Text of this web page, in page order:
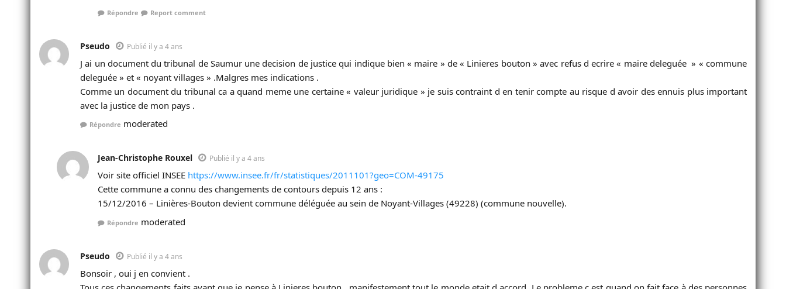
Répondre Report comment
Pseudo Publié il y a 4 ans
J ai un document du tribunal de Saumur une decision de justice qui indique bien « maire » de « Linieres bouton » avec refus d ecrire « maire deleguée » « commune
deleguée » et « noyant villages » .Malgres mes indications .
Comme un document du tribunal ca a quand meme une certaine « valeur juridique » je suis contraint d en tenir compte au risque d avoir des ennuis plus important
avec la justice de mon pays .
Répondre moderated
Jean-Christophe Rouxel Publié il y a 4 ans
Voir site officiel INSEE https://www.insee.fr/fr/statistiques/2011101?geo=COM-49175
Cette commune a connu des changements de contours depuis 12 ans :
15/12/2016 – Linières-Bouton devient commune déléguée au sein de Noyant-Villages (49228) (commune nouvelle).
Répondre moderated
Pseudo Publié il y a 4 ans
Bonsoir , oui j en convient .